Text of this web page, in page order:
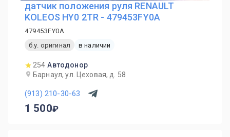
датчик положения руля RENAULT
KOLEOS HY0 2TR - 479453FY0A
479453FY0A
б.у. оригинал
в наличии
254 Автодонор
Барнаул, ул. Цеховая, д. 58
(913) 210-30-63
1 500